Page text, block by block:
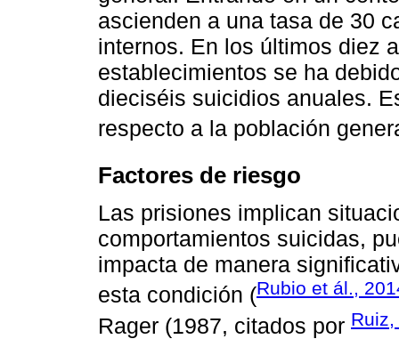
ascienden a una tasa de 30
internos. En los últimos diez
establecimientos se ha
dieciséis suicidios anuales.
respecto a la población
Factores de riesgo
Las prisiones implican
comportamientos suicidas,
impacta de manera
esta condición (Rubio et ál.,
Rager (1987, citados por